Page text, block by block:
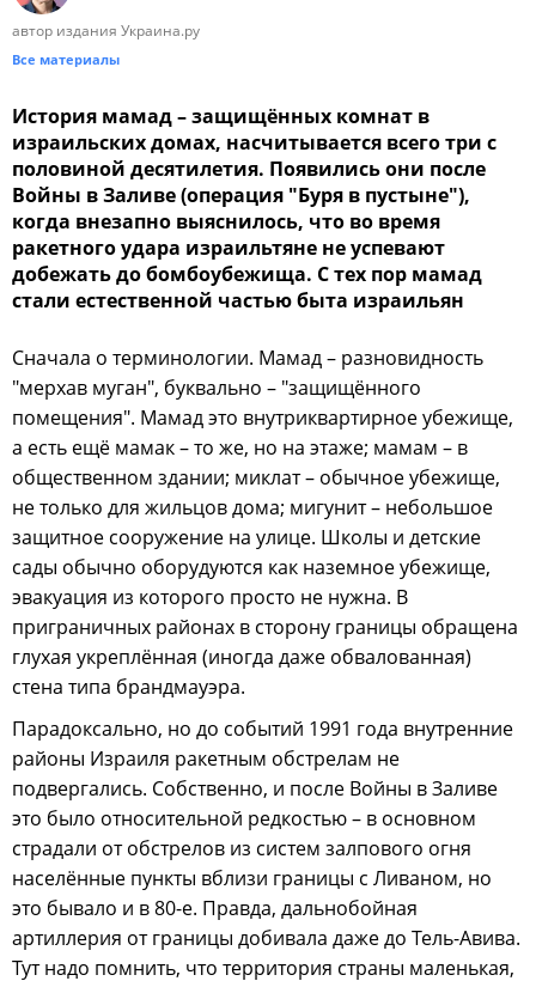
автор издания Украина.ру
Все материалы
История мамад – защищённых комнат в
израильских домах, насчитывается всего три с
половиной десятилетия. Появились они после
Войны в Заливе (операция "Буря в пустыне"),
когда внезапно выяснилось, что во время
ракетного удара израильтяне не успевают
добежать до бомбоубежища. С тех пор мамад
стали естественной частью быта израильян
Сначала о терминологии. Мамад – разновидность
"мерхав муган", буквально – "защищённого
помещения". Мамад это внутриквартирное убежище,
а есть ещё мамак – то же, но на этаже; мамам – в
общественном здании; миклат – обычное убежище,
не только для жильцов дома; мигунит – небольшое
защитное сооружение на улице. Школы и детские
сады обычно оборудуются как наземное убежище,
эвакуация из которого просто не нужна. В
приграничных районах в сторону границы обращена
глухая укреплённая (иногда даже обвалованная)
стена типа брандмауэра.
Парадоксально, но до событий 1991 года внутренние
районы Израиля ракетным обстрелам не
подвергались. Собственно, и после Войны в Заливе
это было относительной редкостью – в основном
страдали от обстрелов из систем залпового огня
населённые пункты вблизи границы с Ливаном, но
это бывало и в 80-е. Правда, дальнобойная
артиллерия от границы добивала даже до Тель-Авива.
Тут надо помнить, что территория страны маленькая,